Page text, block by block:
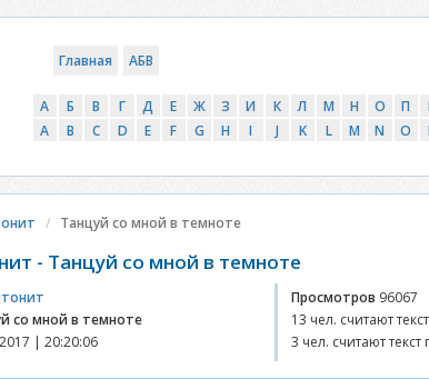
Главная АБВ
А Б В Г Д Е Ж З И К Л М Н О П
A
B C D E F G H I J K L M N O
Танцуй со мной в темноте
- Танцуй со мной в темноте
со мной в темноте
| 20:20:06
Просмотров 96067
13 чел. считают
3 чел. считают